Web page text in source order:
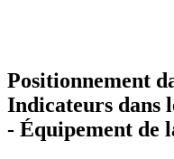
Positionnement
Indicateurs dans
- Équipement de